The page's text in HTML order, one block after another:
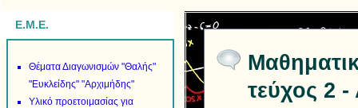
Ε.Μ.Ε.
Θέματα Διαγωνισμών "Θαλής"
"Ευκλείδης" "Αρχιμήδης"
Υλικό προετοιμασίας για
τεύχος 2